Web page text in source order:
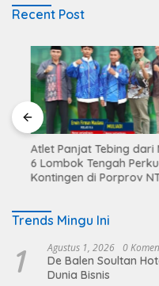
Recent Post
Atlet Panjat Tebing dari
6 Lombok Tengah Perkuat
Kontingen di Porprov NTB
Trends Mingu Ini
1 Agustus 1, 2026 0
De Balen Soultan
Dunia Bisnis